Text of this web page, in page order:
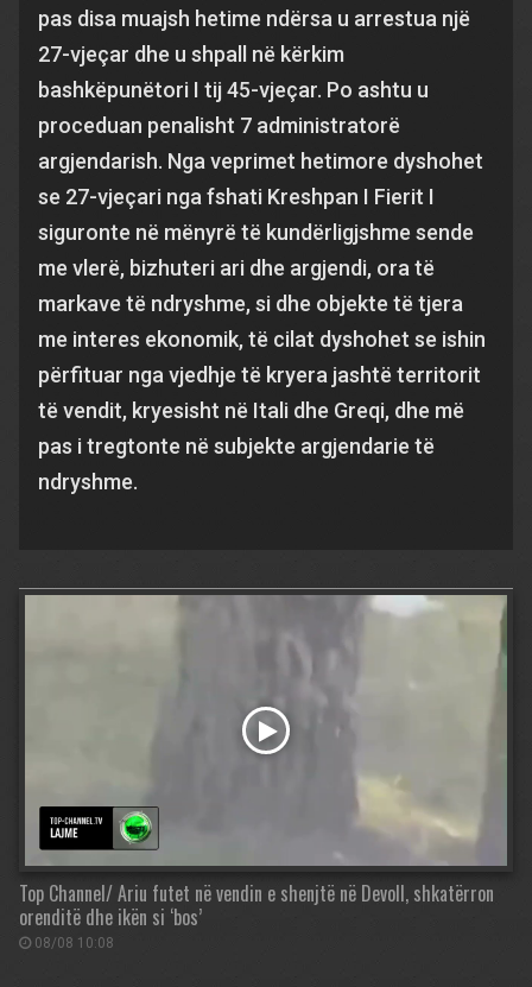
pas disa muajsh hetime ndërsa u arrestua një
27-vjeçar dhe u shpall në kërkim
bashkëpunëtori I tij 45-vjeçar. Po ashtu u
proceduan penalisht 7 administratorë
argjendarish. Nga veprimet hetimore dyshohet
se 27-vjeçari nga fshati Kreshpan I Fierit I
siguronte në mënyrë të kundërligjshme sende
me vlerë, bizhuteri ari dhe argjendi, ora të
markave të ndryshme, si dhe objekte të tjera
me interes ekonomik, të cilat dyshohet se ishin
përfituar nga vjedhje të kryera jashtë territorit
të vendit, kryesisht në Itali dhe Greqi, dhe më
pas i tregtonte në subjekte argjendarie të
ndryshme.
Top Channel/ Ariu futet në vendin e shenjtë në Devoll, shkatërron
orenditë dhe ikën si ‘bos’
08/08 10:08